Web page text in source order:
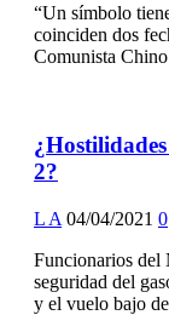
“Un símbolo
coinciden dos
Comunista
2?
L A 04/04/2021 0
Funcionarios del
seguridad del
y el vuelo bajo de